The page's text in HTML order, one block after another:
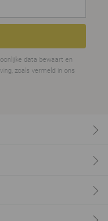
data bewaart en
zoals vermeld in ons